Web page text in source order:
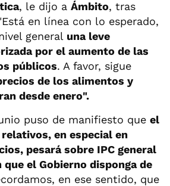
, le dijo a Ámbito, tras
en línea con lo esperado,
general una leve
por el aumento de las
públicos. A favor, sigue
de los alimentos y
desde enero".
puso de manifiesto que el
en especial en
pesará sobre IPC general
que el Gobierno disponga de
en ese sentido, que